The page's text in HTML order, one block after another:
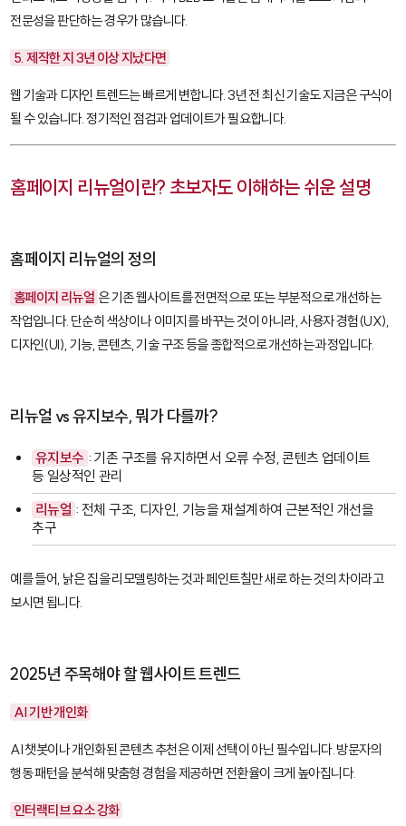
전문성을 판단하는 경우가 많습니다.
5. 제작한 지 3년 이상 지났다면
웹 기술과 디자인 트렌드는 빠르게 변합니다. 3년 전 최신 기술도 지금은 구식이
될 수 있습니다. 정기적인 점검과 업데이트가 필요합니다.
홈페이지 리뉴얼이란? 초보자도 이해하는 쉬운 설명
홈페이지 리뉴얼의 정의
홈페이지 리뉴얼 은 기존 웹사이트를 전면적으로 또는 부분적으로 개선하는
작업입니다. 단순히 색상이나 이미지를 바꾸는 것이 아니라, 사용자 경험(UX),
디자인(UI), 기능, 콘텐츠, 기술 구조 등을 종합적으로 개선하는 과정입니다.
리뉴얼 vs 유지보수, 뭐가 다를까?
유지보수 : 기존 구조를 유지하면서 오류 수정, 콘텐츠 업데이트
등 일상적인 관리
리뉴얼 : 전체 구조, 디자인, 기능을 재설계하여 근본적인 개선을
추구
예를 들어, 낡은 집을 리모델링하는 것과 페인트칠만 새로 하는 것의 차이라고
보시면 됩니다.
2025년 주목해야 할 웹사이트 트렌드
AI 기반 개인화
AI 챗봇이나 개인화된 콘텐츠 추천은 이제 선택이 아닌 필수입니다. 방문자의
행동 패턴을 분석해 맞춤형 경험을 제공하면 전환율이 크게 높아집니다.
인터랙티브 요소 강화